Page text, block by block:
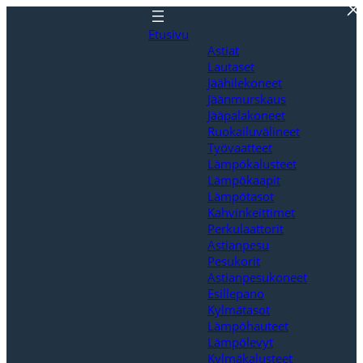
Etusivu
Astiat
Lautaset
Jäähilekoneet
Jäänmurskaus
Jääpalakoneet
Ruokailuvälineet
Työvaatteet
Lämpökalusteet
Lämpökaapit
Lämpötasot
Kahvinkeittimet
Perkulaattorit
Astianpesu
Pesukorit
Astianpesukoneet
Esillepano
Kylmätasot
Lämpöhauteet
Lämpölevyt
Kylmäkalusteet